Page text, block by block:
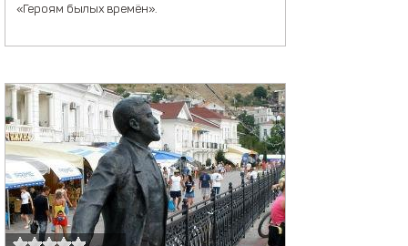
«Героям былых времён».